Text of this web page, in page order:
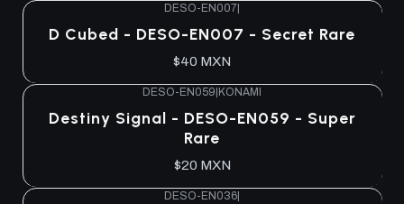
DESO-EN007|
D Cubed - DESO-EN007 - Secret Rare
$40 MXN
DESO-EN059 KONAMI
Destiny Signal - DESO-EN059 - Super
Rare
$20 MXN
DESO-EN036